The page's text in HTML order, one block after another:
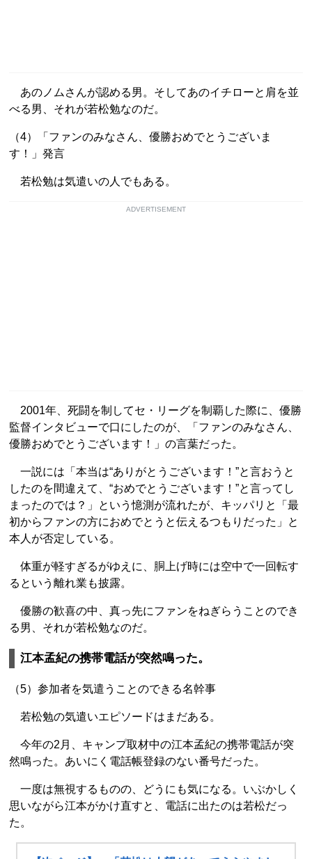
あのノムさんが認める男。そしてあのイチローと肩を並
べる男、それが若松勉なのだ。
（4）「ファンのみなさん、優勝おめでとうございま
す！」発言
若松勉は気遣いの人でもある。
ADVERTISEMENT
2001年、死闘を制してセ・リーグを制覇した際に、優勝
監督インタビューで口にしたのが、「ファンのみなさん、
優勝おめでとうございます！」の言葉だった。
一説には「本当は“ありがとうございます！”と言おうと
したのを間違えて、“おめでとうございます！”と言ってし
まったのでは？」という憶測が流れたが、キッパリと「最
初からファンの方におめでとうと伝えるつもりだった」と
本人が否定している。
体重が軽すぎるがゆえに、胴上げ時には空中で一回転す
るという離れ業も披露。
優勝の歓喜の中、真っ先にファンをねぎらうことのでき
る男、それが若松勉なのだ。
江本孟紀の携帯電話が突然鳴った。
（5）参加者を気遣うことのできる名幹事
若松勉の気遣いエピソードはまだある。
今年の2月、キャンプ取材中の江本孟紀の携帯電話が突
然鳴った。あいにく電話帳登録のない番号だった。
一度は無視するものの、どうにも気になる。いぶかしく
思いながら江本がかけ直すと、電話に出たのは若松だっ
た。